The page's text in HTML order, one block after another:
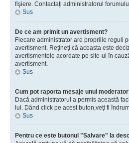
fişiere. Contactaţi administratorul
Sus
De ce am primit un avertisment?
Fiecare administrator are propriile reguli
avertisment. Reţineţi că aceasta este
avertismentele acordate pe site-ul în
avertisment.
Sus
Cum pot raporta mesaje unui
Dacă administratorul a permis această
lui. Dând click pe acest buton,veţi fi
Sus
Pentru ce este butonul "Salvare" la